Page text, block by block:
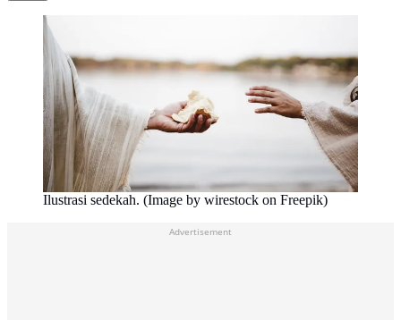
Ilustrasi sedekah. (Image by wirestock on Freepik)